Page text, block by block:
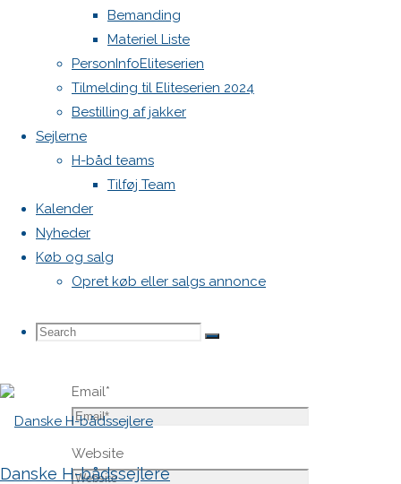
Bemanding
Materiel Liste
PersonInfoEliteserien
Tilmelding til Eliteserien 2024
Bestilling af jakker
Sejlerne
H-båd teams
Tilføj Team
Kalender
Nyheder
Køb og salg
Opret køb eller salgs annonce
Search
Search
Search
Danske H-bådssejlere
blive
publiceret.
Krævede
felter er
markeret
med
Comment
Name*
Email*
Website